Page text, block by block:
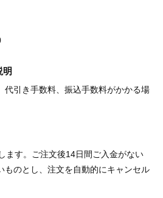
明
代引き手数料、振込手数料がかかる場
ます。ご注文後14日間ご入金がない
ものとし、注文を自動的にキャンセル